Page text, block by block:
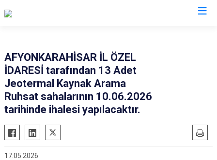
Başmakçı
Bayat
Bolvadin
Çobanlar
Dazkırı
Hocalar
İhsaniye
İscehisar
AFYONKARAHİSAR İL ÖZEL
İDARESİ tarafından 13 Adet
Jeotermal Kaynak Arama
Ruhsat sahalarının 10.06.2026
tarihinde ihalesi yapılacaktır.
17.05.2026